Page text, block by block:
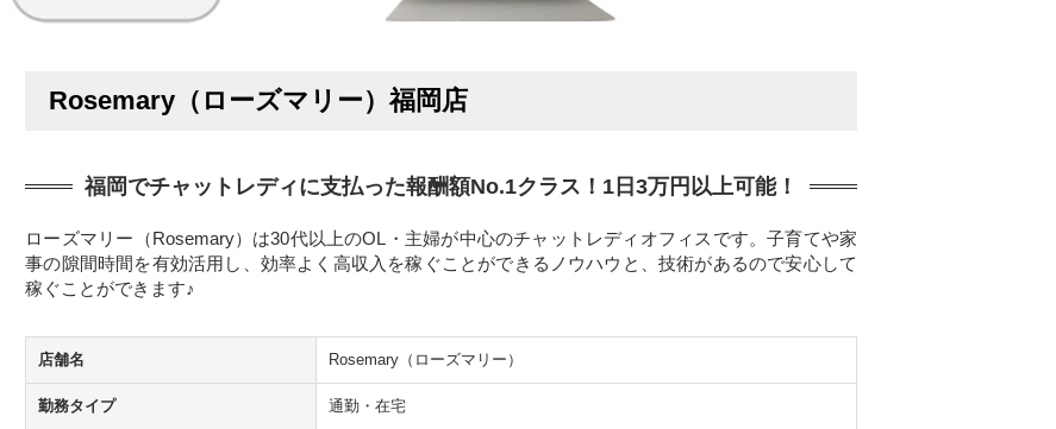
Rosemary（ローズマリー）福岡店
福岡でチャットレディに支払った報酬額No.1クラス！1日3万円以上可能！
ローズマリー（Rosemary）は30代以上のOL・主婦が中心のチャットレディオフィスです。子育てや家
事の隙間時間を有効活用し、効率よく高収入を稼ぐことができるノウハウと、技術があるので安心して
稼ぐことができます♪
店舗名 Rosemary（ローズマリー）
勤務タイプ 通勤・在宅